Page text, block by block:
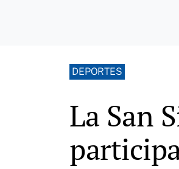
DEPORTES
La San